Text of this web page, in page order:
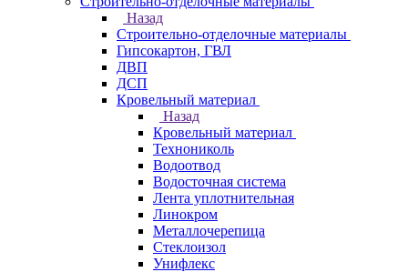
Назад
Строительно-отделочные материалы
Гипсокартон, ГВЛ
ДВП
ДСП
Кровельный материал
Назад
Кровельный материал
Технониколь
Водоотвод
Водосточная система
Лента уплотнительная
Линокром
Металлочерепица
Стеклоизол
Унифлекс